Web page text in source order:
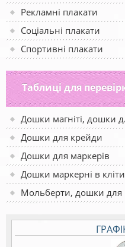
Рекламні плакати
Соціальні плакати
Спортивні плакати
Таблиці для
Дошки магніті, дошки
Дошки для крейди
Дошки для маркерів
Дошки маркерні в
Мольберти, дошки